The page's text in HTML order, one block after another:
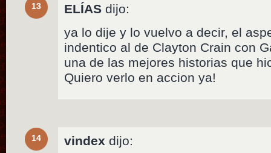
13 ELÍAS dijo:
ya lo dije y lo vuelvo a decir, el
indentico al de Clayton Crain con
una de las mejores historias que
Quiero verlo en accion ya!
14 vindex dijo: